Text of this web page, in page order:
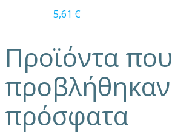
5,61 €
Προϊόντα που
προβλήθηκαν
πρόσφατα